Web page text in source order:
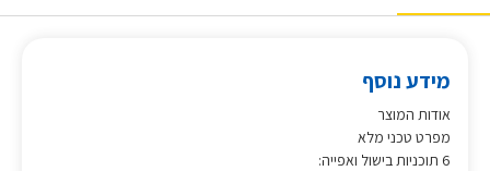
מידע נוסף
אודות המוצר
מפרט טכני מלא
6 תוכניות בישול ואפייה: